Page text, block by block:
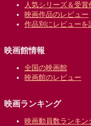
人気シリーズ＆受賞
映画作品のレビュー
作品別にレビューを
映画館情報
全国の映画館
映画館のレビュー
映画ランキング
映画動員数ランキン